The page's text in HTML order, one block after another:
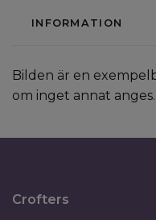
INFORMATION
Bilden är en
om inget annat anges.
Crofters